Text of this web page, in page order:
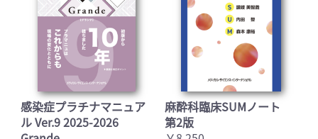
感染症プラチナマニュア
ル Ver.9 2025-2026
麻酔科臨床SUMノート
第2版